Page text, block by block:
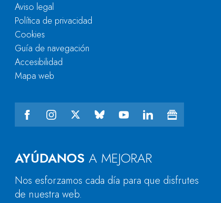
AYÚDANOS A MEJORAR
Nos esforzamos cada día para que disfrutes
de nuestra web.
Aviso legal
Política de privacidad
Cookies
Guía de navegación
Accesibilidad
Mapa web